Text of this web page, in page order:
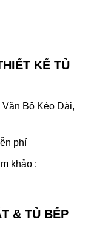
KẾ TỦ
Bô Kéo Dài,
phí
khảo :
& TỦ BẾP